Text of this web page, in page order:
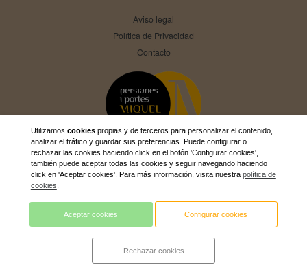
Aviso legal
Política de Privacidad
Contacto
PERSIANAS MIQUEL SA
973560144
Utilizamos cookiespropias y de terceros para personalizar el contenido,
analizar el tráfico y guardar sus preferencias. Puede configurar o
rechazar las cookies haciendo click en el botón 'Configurar cookies',
también puede aceptar todas las cookies y seguir navegando haciendo
click en 'Aceptar cookies'. Para más información, visita nuestra política de
cookies
Aceptar cookies Configurar cookies
Rechazar cookies